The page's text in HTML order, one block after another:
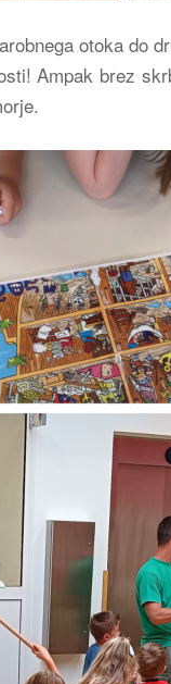
otoka do
Ampak brez